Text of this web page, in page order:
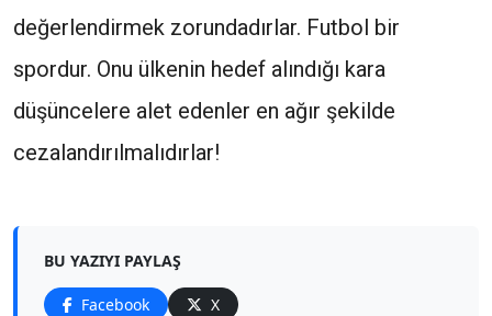
değerlendirmek zorundadırlar. Futbol bir
spordur. Onu ülkenin hedef alındığı kara
düşüncelere alet edenler en ağır şekilde
cezalandırılmalıdırlar!
BU YAZIYI PAYLAŞ
Facebook X